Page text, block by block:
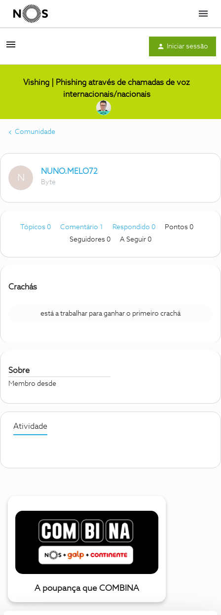
Menu
Iniciar sessão
Vishing | Phishing através de chamadas de voz
internacionais/nacionais
Comunidade
N
NUNO.MELO72
Byte
Tópicos 0 Comentário 1 Respondido 0
Pontos 0
Seguidores 0 A Seguir 0
Crachás
está a trabalhar para ganhar o primeiro crachá
Sobre
Membro desde
Atividade
A poupança que COMBINA